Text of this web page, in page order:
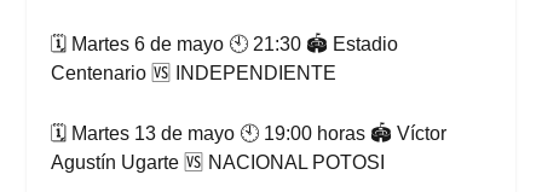
🗓 Martes 6 de mayo 🕙 21:30 🏟 Estadio
Centenario 🆚 INDEPENDIENTE
🗓 Martes 13 de mayo 🕙 19:00 horas 🏟 Víctor
Agustín Ugarte 🆚 NACIONAL POTOSI